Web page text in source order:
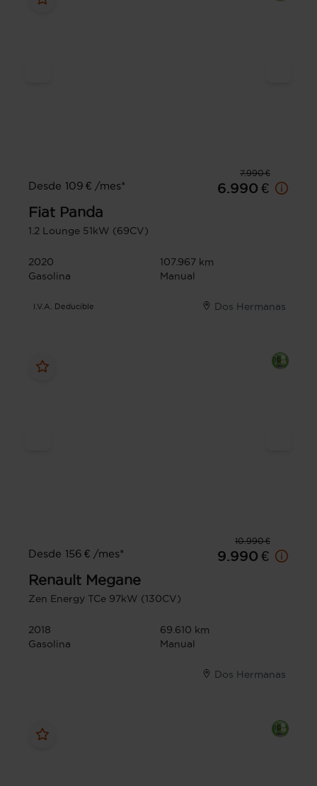
7.990 €
Desde 109 € /mes*
6.990 €
Fiat Panda
1.2 Lounge 51kW (69CV)
2020
107.967 km
Gasolina
Manual
I.V.A. Deducible Dos Hermanas
10.990 €
Desde 156 € /mes*
9.990 €
Renault Megane
Zen Energy TCe 97kW (130CV)
2018
69.610 km
Gasolina
Manual
Dos Hermanas